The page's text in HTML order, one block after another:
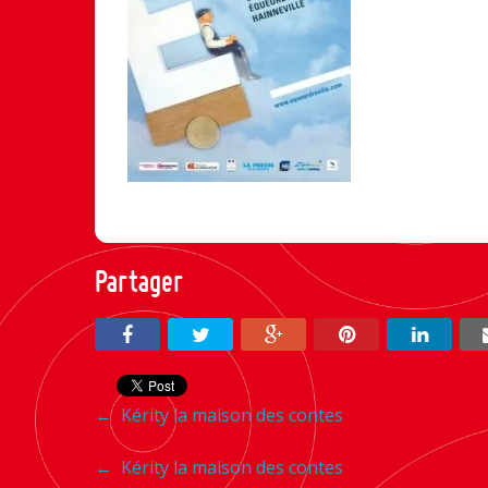
Partager
Navigation
entre
←Kérity la maison des contes
Navigation
← Kérity la maison des contes